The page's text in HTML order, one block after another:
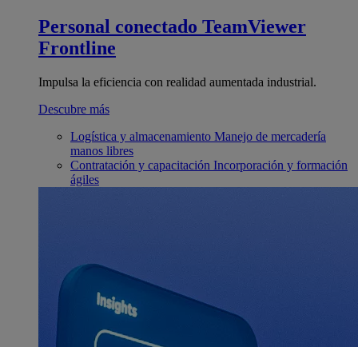
Personal conectado TeamViewer
Frontline
Impulsa la eficiencia con realidad aumentada industrial.
Descubre más
Logística y almacenamiento Manejo de mercadería
manos libres
Contratación y capacitación Incorporación y formación
ágiles